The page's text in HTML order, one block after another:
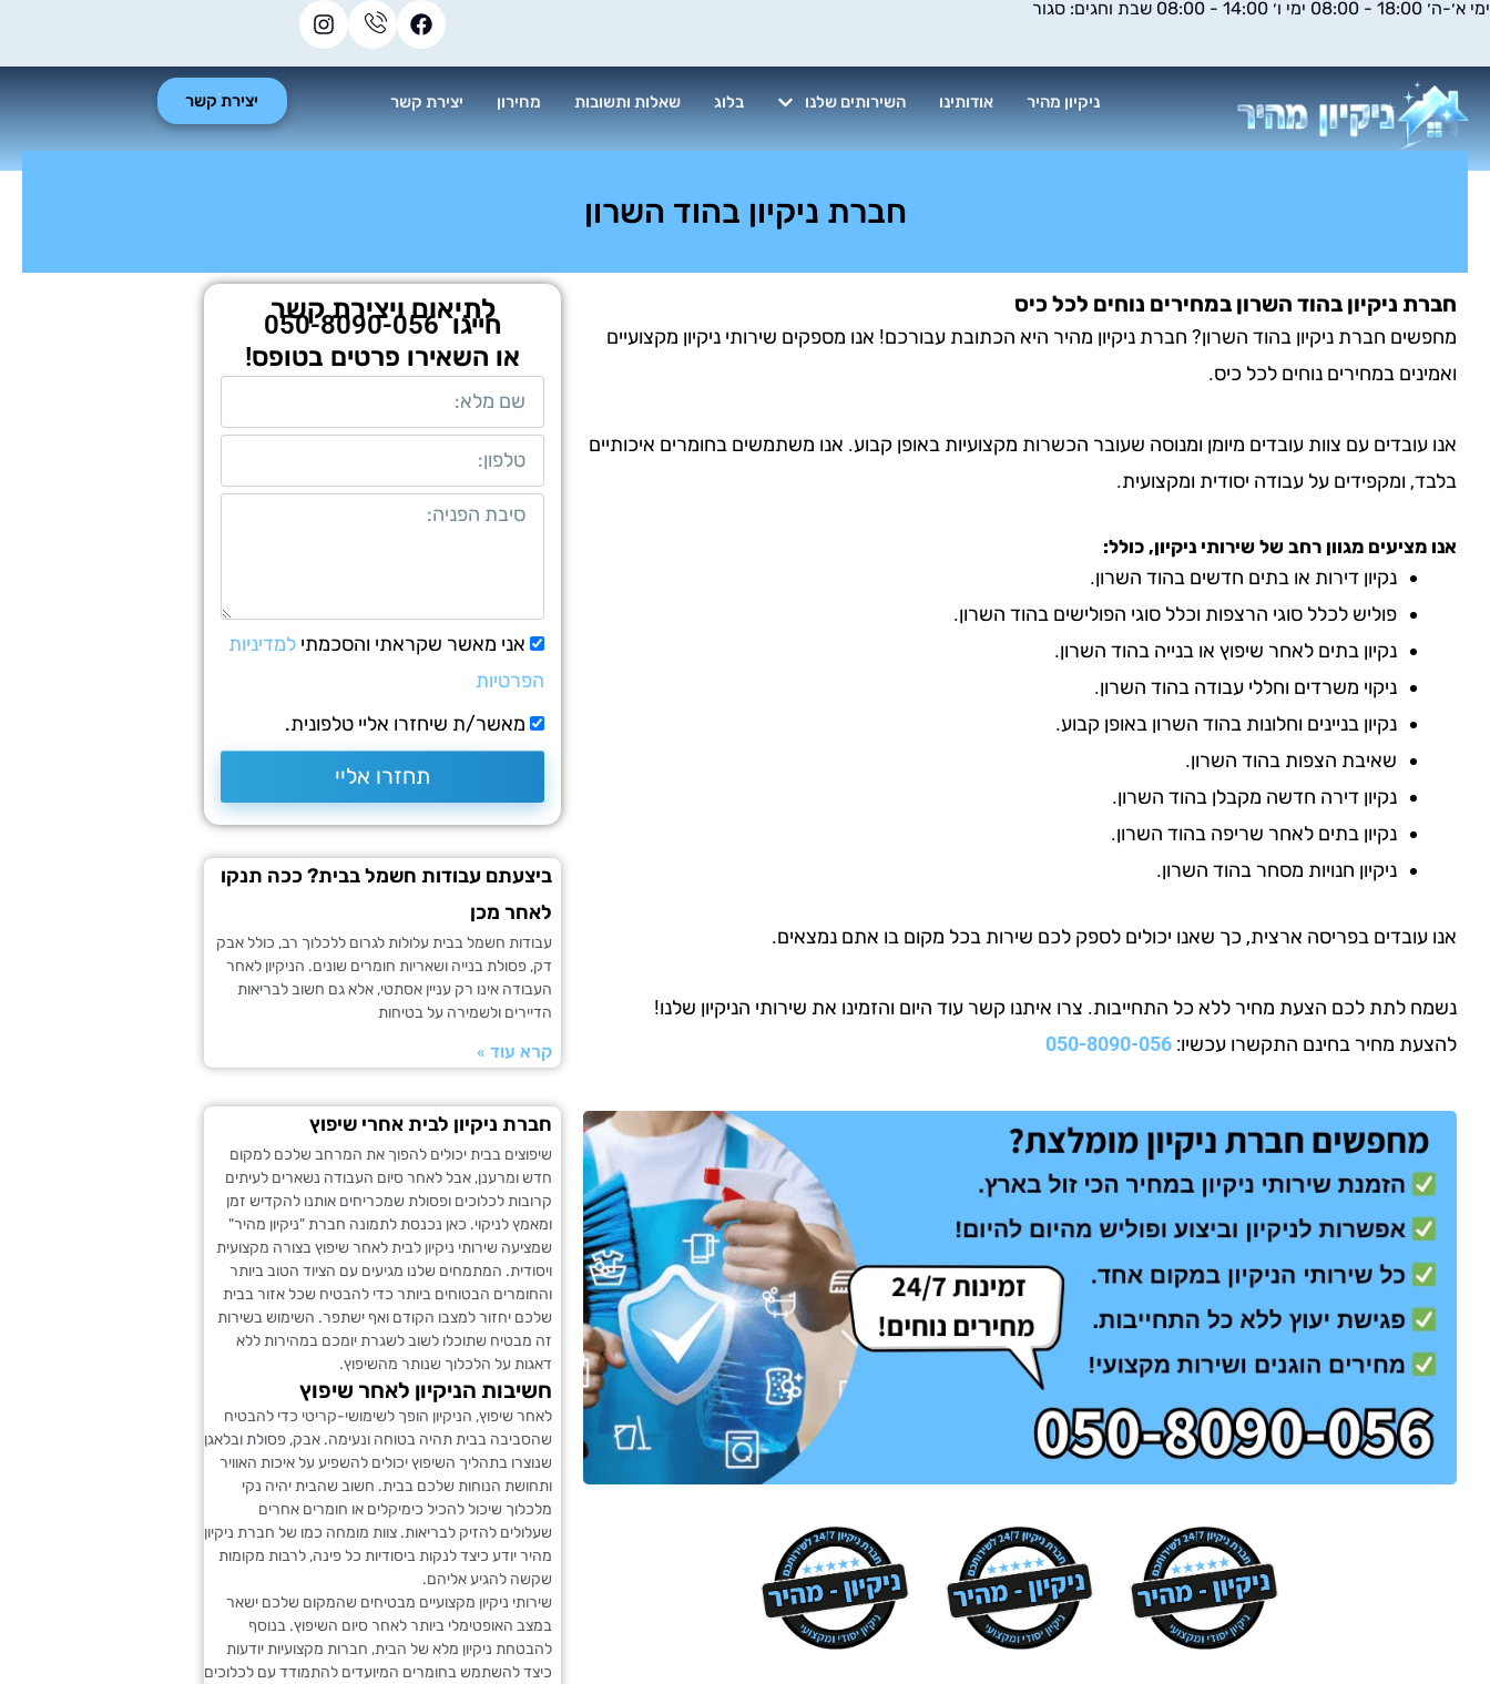
דילוג
ימי א׳-ה׳ 18:00 - 08:00 ימי ו׳ 14:00 - 08:00 שבת וחגים: סגור
ניקיון מהיר אודותינו השירותים שלנו בלוג שאלות ותשובות מחירון יצירת קשר יצירת קשר
חברת ניקיון בהוד השרון
חברת ניקיון בהוד השרון במחירים נוחים לכל כיס
מחפשים חברת ניקיון בהוד השרון? חברת ניקיון מהיר היא הכתובת עבורכם! אנו מספקים שירותי ניקיון מקצועיים
ואמינים במחירים נוחים לכל כיס.
אנו עובדים עם צוות עובדים מיומן ומנוסה שעובר הכשרות מקצועיות באופן קבוע. אנו משתמשים בחומרים איכותיים
בלבד, ומקפידים על עבודה יסודית ומקצועית.
אנו מציעים מגוון רחב של שירותי ניקיון, כולל:
נקיון דירות או בתים חדשים בהוד השרון.
פוליש לכלל סוגי הרצפות וכלל סוגי הפולישים בהוד השרון.
נקיון בתים לאחר שיפוץ או בנייה בהוד השרון.
ניקוי משרדים וחללי עבודה בהוד השרון.
נקיון בניינים וחלונות בהוד השרון באופן קבוע.
שאיבת הצפות בהוד השרון.
נקיון דירה חדשה מקבלן בהוד השרון.
נקיון בתים לאחר שריפה בהוד השרון.
ניקיון חנויות מסחר בהוד השרון.
אנו עובדים בפריסה ארצית, כך שאנו יכולים לספק לכם שירות בכל מקום בו אתם נמצאים.
נשמח לתת לכם הצעת מחיר ללא כל התחייבות. צרו איתנו קשר עוד היום והזמינו את שירותי הניקיון שלנו!
להצעת מחיר בחינם התקשרו עכשיו: 050-8090-056
לתיאום ויצירת קשר
חייגו050-8090-056
או השאירו פרטים בטופס!
אני מאשר שקראתי והסכמתי למדיניות
הפרטיות
מאשר/ת שיחזרו אליי טלפונית.
תחזרו אליי
ביצעתם עבודות חשמל בבית? ככה תנקו
לאחר מכן
עבודות חשמל בבית עלולות לגרום ללכלוך רב, כולל אבק
דק, פסולת בנייה ושאריות חומרים שונים. הניקיון לאחר
העבודה אינו רק עניין אסתטי, אלא גם חשוב לבריאות
הדיירים ולשמירה על בטיחות
קרא עוד »
חברת ניקיון לבית אחרי שיפוץ
שיפוצים בבית יכולים להפוך את המרחב שלכם למקום
חדש ומרענן, אבל לאחר סיום העבודה נשארים לעיתים
קרובות לכלוכים ופסולת שמכריחים אותנו להקדיש זמן
ומאמץ לניקוי. כאן נכנסת לתמונה חברת "ניקיון מהיר"
שמציעה שירותי ניקיון לבית לאחר שיפוץ בצורה מקצועית
ויסודית. המתמחים שלנו מגיעים עם הציוד הטוב ביותר
והחומרים הבטוחים ביותר כדי להבטיח שכל אזור בבית
שלכם יחזור למצבו הקודם ואף ישתפר. השימוש בשירות
זה מבטיח שתוכלו לשוב לשגרת יומכם במהירות ללא
דאגות על הלכלוך שנותר מהשיפוץ.
חשיבות הניקיון לאחר שיפוץ
לאחר שיפוץ, הניקיון הופך לשימושי-קריטי כדי להבטיח
שהסביבה בבית תהיה בטוחה ונעימה. אבק, פסולת ובלאגן
שנוצרו בתהליך השיפוץ יכולים להשפיע על איכות האוויר
ותחושת הנוחות שלכם בבית. חשוב שהבית יהיה נקי
מלכלוך שיכול להכיל כימיקלים או חומרים אחרים
שעלולים להזיק לבריאות. צוות מומחה כמו של חברת ניקיון
מהיר יודע כיצד לנקות ביסודיות כל פינה, לרבות מקומות
שקשה להגיע אליהם.
שירותי ניקיון מקצועיים מבטיחים שהמקום שלכם ישאר
במצב האופטימלי ביותר לאחר סיום השיפוץ. בנוסף
להבטחת ניקיון מלא של הבית, חברות מקצועיות יודעות
כיצד להשתמש בחומרים המיועדים להתמודד עם לכלוכים